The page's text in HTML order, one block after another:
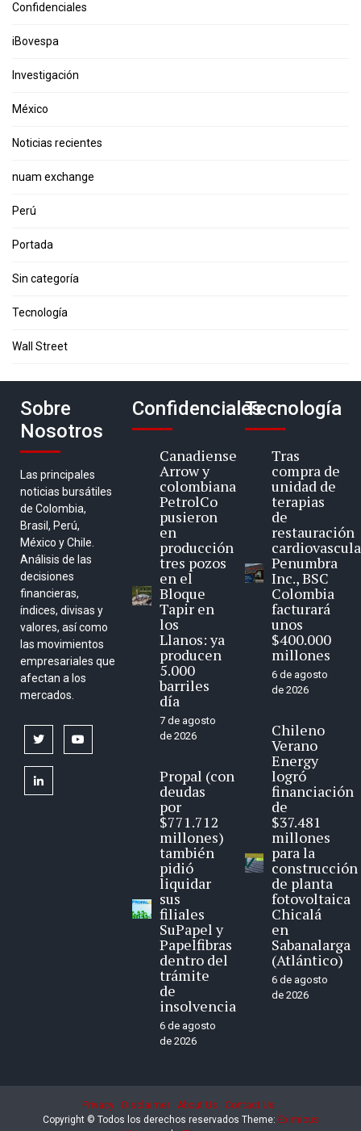
Confidenciales
iBovespa
Investigación
México
Noticias recientes
nuam exchange
Perú
Portada
Sin categoría
Tecnología
Wall Street
Sobre
Nosotros
Las principales
noticias bursátiles
de Colombia,
Brasil, Perú,
México y Chile.
Análisis de las
decisiones
financieras,
índices, divisas y
valores, así como
las movimientos
empresariales que
afectan a los
mercados.
twitter
linkedin
Confidenciales
Canadiense
Arrow y
colombiana
PetrolCo
pusieron
en
producción
tres pozos
en el
Bloque
Tapir en
los
Llanos: ya
producen
5.000
barriles
día
7 de agosto
de 2026
Propal (con
deudas
por
$771.712
millones)
también
pidió
liquidar
sus
filiales
SuPapel y
Papelfibras
dentro del
trámite
de
insolvencia
6 de agosto
de 2026
Tecnología
Tras
compra de
unidad de
terapias
de
restauración
Penumbra
Inc., BSC
Colombia
facturará
unos
$400.000
millones
6 de agosto
de 2026
Chileno
Verano
Energy
logró
financiación
de
$37.481
millones
para la
construcción
de planta
fotovoltaica
Chicalá
en
Sabanalarga
(Atlántico)
6 de agosto
de 2026
Privacy Disclaimer About Us
Contact Us
Copyright © Todos los derechos reservados Theme: Eximious